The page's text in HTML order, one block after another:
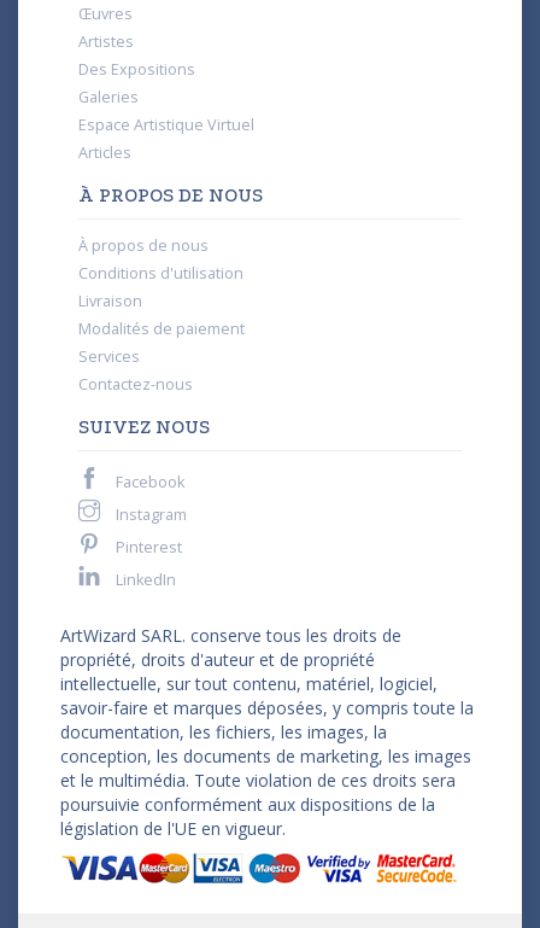
Œuvres
Artistes
Des Expositions
Galeries
Espace Artistique Virtuel
Articles
À PROPOS DE NOUS
À propos de nous
Conditions d'utilisation
Livraison
Modalités de paiement
Services
Contactez-nous
SUIVEZ NOUS
Facebook
Instagram
Pinterest
LinkedIn
ArtWizard SARL. conserve tous les droits de
propriété, droits d'auteur et de propriété
intellectuelle, sur tout contenu, matériel, logiciel,
savoir-faire et marques déposées, y compris toute la
documentation, les fichiers, les images, la
conception, les documents de marketing, les images
et le multimédia. Toute violation de ces droits sera
poursuivie conformément aux dispositions de la
législation de l'UE en vigueur.